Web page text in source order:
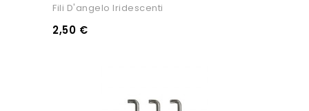
Fili D'angelo Iridescenti
2,50 €